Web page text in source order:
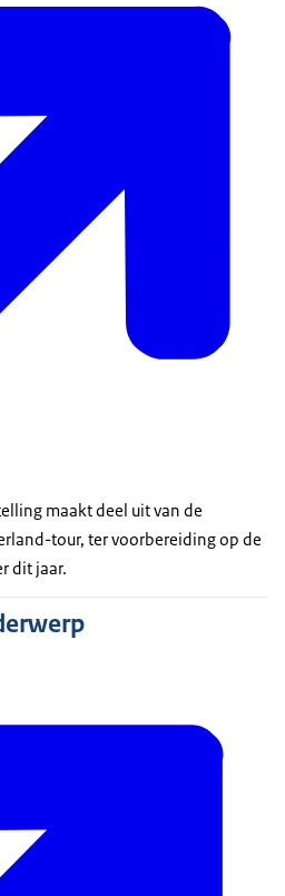
maakt deel uit van de
tour, ter voorbereiding op de
dit jaar.